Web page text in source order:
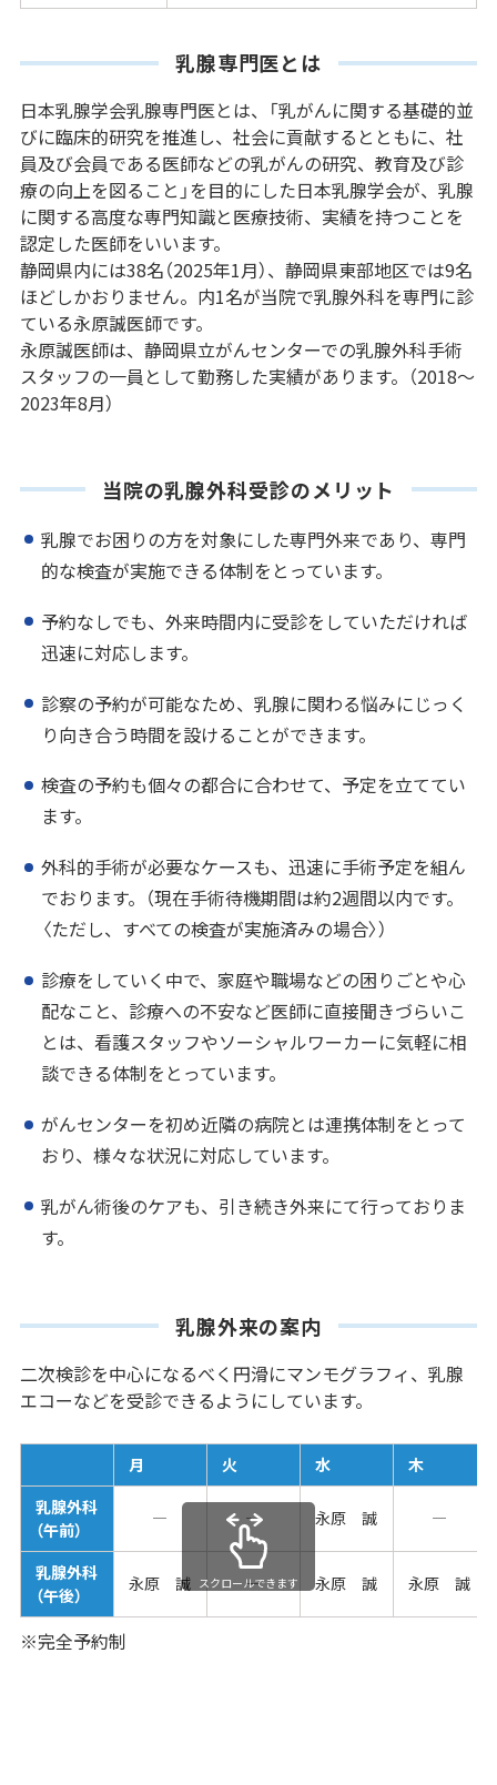
乳腺専門医とは
日本乳腺学会乳腺専門医とは、「乳がんに関する基礎的並
びに臨床的研究を推進し、社会に貢献するとともに、社
員及び会員である医師などの乳がんの研究、教育及び診
療の向上を図ること」を目的にした日本乳腺学会が、乳腺
に関する高度な専門知識と医療技術、実績を持つことを
認定した医師をいいます。
静岡県内には38名（2025年1月）、静岡県東部地区では9名
ほどしかおりません。内1名が当院で乳腺外科を専門に診
ている永原誠医師です。
永原誠医師は、静岡県立がんセンターでの乳腺外科手術
スタッフの一員として勤務した実績があります。（2018～
2023年8月）
当院の乳腺外科受診のメリット
乳腺でお困りの方を対象にした専門外来であり、専門
的な検査が実施できる体制をとっています。
予約なしでも、外来時間内に受診をしていただければ
迅速に対応します。
診察の予約が可能なため、乳腺に関わる悩みにじっく
り向き合う時間を設けることができます。
検査の予約も個々の都合に合わせて、予定を立ててい
ます。
外科的手術が必要なケースも、迅速に手術予定を組ん
でおります。（現在手術待機期間は約2週間以内です。
〈ただし、すべての検査が実施済みの場合〉）
診療をしていく中で、家庭や職場などの困りごとや心
配なこと、診療への不安など医師に直接聞きづらいこ
とは、看護スタッフやソーシャルワーカーに気軽に相
談できる体制をとっています。
がんセンターを初め近隣の病院とは連携体制をとって
おり、様々な状況に対応しています。
乳がん術後のケアも、引き続き外来にて行っておりま
す。
乳腺外来の案内
二次検診を中心になるべく円滑にマンモグラフィ、乳腺
エコーなどを受診できるようにしています。
月 火 水
木
乳腺外科
（午前）
― ― 永原 誠 ―
乳腺外科
（午後）
永原 誠 ― 永原 誠 永原 誠
スクロールできます
※完全予約制